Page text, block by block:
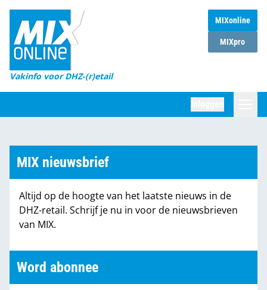
MIXonline
MIXpro
Vakinfo voor DHZ-(r)etail
Home
Magazines
DHZ Sessie
Marktcijfers
Partners
MIX nieuwsbrief
Altijd op de hoogte van het laatste nieuws in de
DHZ-retail. Schrijf je nu in voor de nieuwsbrieven
van MIX.
Word abonnee